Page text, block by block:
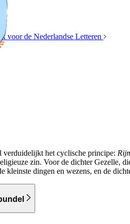
voor de Nederlandse Letteren
het cyclische principe:
zin. Voor de dichter Gezelle,
kleinste dingen en wezens, en de